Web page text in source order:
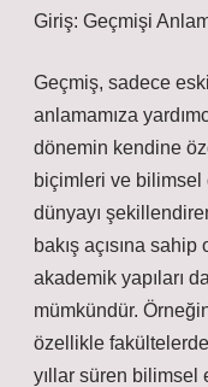
Giriş: Geçmişi
Geçmiş, sadece
anlamamıza
dönemin kendine
biçimleri ve bilimsel
dünyayı
bakış açısına
akademik yapıları
mümkündür.
özellikle
yıllar süren bilimsel